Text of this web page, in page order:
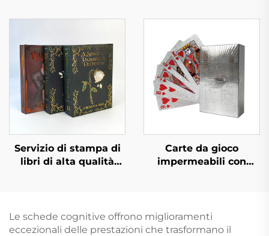
rapidi stampa libri in
personalizzati con
copertina rigida
servizio di stampa
con stampa a foglia
d'oro e goffratura
servizio di stampa
libro copertina rigida
Servizio di stampa di
libri di alta qualità
quantità con stampa
ai bordi spruzzati
Carte da gioco
impermeabili con
plastica, carte da
poker personalizzate
Le schede cognitive offrono miglioramenti
eccezionali delle prestazioni che trasformano il